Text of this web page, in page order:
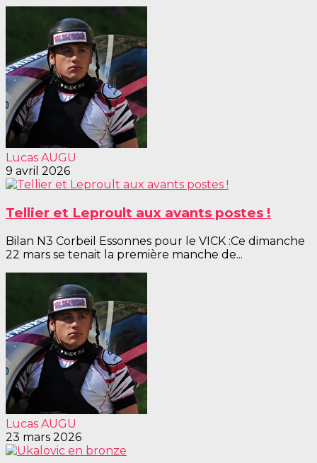
Lucas AUGU
9 avril 2026
Tellier et Leproult aux avants postes !
Bilan N3 Corbeil Essonnes pour le VICK :Ce dimanche
22 mars se tenait la première manche de...
Lucas AUGU
23 mars 2026